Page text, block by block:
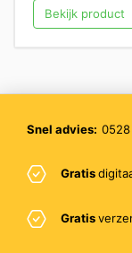
Bekijk product
Snel advies: 0528
Gratis
Gratis